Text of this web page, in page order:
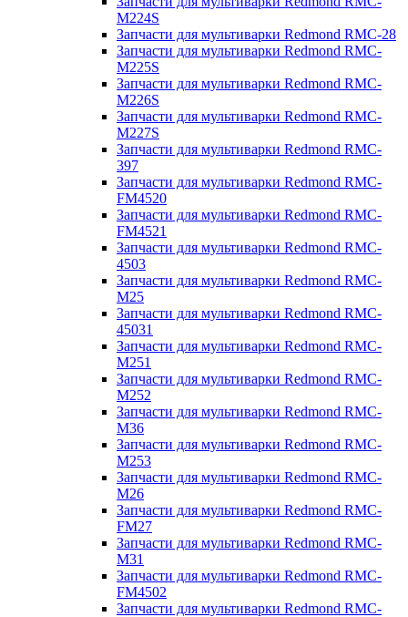
M224S
Запчасти для мультиварки Redmond RMC-28
Запчасти для мультиварки Redmond RMC-
M225S
Запчасти для мультиварки Redmond RMC-
M226S
Запчасти для мультиварки Redmond RMC-
M227S
Запчасти для мультиварки Redmond RMC-
397
Запчасти для мультиварки Redmond RMC-
FM4520
Запчасти для мультиварки Redmond RMC-
FM4521
Запчасти для мультиварки Redmond RMC-
4503
Запчасти для мультиварки Redmond RMC-
M25
Запчасти для мультиварки Redmond RMC-
45031
Запчасти для мультиварки Redmond RMC-
M251
Запчасти для мультиварки Redmond RMC-
M252
Запчасти для мультиварки Redmond RMC-
M36
Запчасти для мультиварки Redmond RMC-
M253
Запчасти для мультиварки Redmond RMC-
M26
Запчасти для мультиварки Redmond RMC-
FM27
Запчасти для мультиварки Redmond RMC-
M31
Запчасти для мультиварки Redmond RMC-
FM4502
Запчасти для мультиварки Redmond RMC-